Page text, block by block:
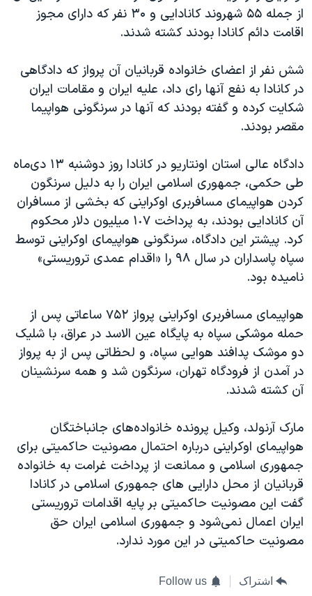
از جمله ۵۵ شهروند کانادایی و ۳۰ نفر که دارای مجوز
اقامت دائم کانادا بودند کشته شدند.
شش نفر از اعضای خانواده قربانیان آن پرواز که دادگاهی
در کانادا به نفع آنها رای داد، علیه ایران و مقامات ایران
شکایت کرده و گفته بودند که آنها در سرنگونی هواپیما
مقصر بودند.
دادگاه عالی استان اونتاریو در کانادا روز دوشنبه ١٣ دی‌ماه
طی حکمی،‌ جمهوری اسلامی ایران را به دلیل سرنگون
کردن هواپیمای مسافربری اوکراینی که بخشی از مسافران
آن کانادایی بودند، به پرداخت ١٠٧ میلیون دلار محکوم
کرد. پیشتر این دادگاه، سرنگونی هواپیمای اوکراینی توسط
سپاه پاسداران در سال ۹۸ را «اقدام عمدی تروریستی»
نامیده بود.
هواپیمای مسافربری اوکراینی پرواز ۷۵۲ ساعاتی پس از
حمله موشکی سپاه به پایگاه عین الاسد در عراق، با شلیک
دو موشک پدافند هوایی سپاه، و لحظاتی پس از به پرواز
در آمدن از فرودگاه تهران، سرنگون شد و همه سرنشینان
آن کشته شدند.
مارک آرنولد، وکیل پرونده خانواده‌های جانباختگان
هواپیمای اوکراینی درباره احتمال مصونیت حاکمیتی برای
جمهوری اسلامی و ممانعت از پرداخت غرامت به خانواده
قربانیان از محل دارایی های جمهوری اسلامی در کانادا
گفت این مصونیت حاکمیتی بر پایه اقدامات تروریستی
ایران اعمال نمی‌شود و جمهوری اسلامی ایران حق
مصونیت حاکمیتی در این مورد ندارد.
اشتراک Follow us